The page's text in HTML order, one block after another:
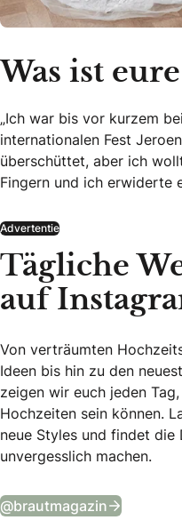
Was ist
„Ich war bis vor kurzem
internationalen Fest
überschüttet, aber ich
Fingern und ich erwiderte
Advertentie
Tägliche
auf
Von verträumten
Ideen bis hin zu den
zeigen wir euch jeden
Hochzeiten sein können.
neue Styles und findet die
unvergesslich machen.
@brautmagazin